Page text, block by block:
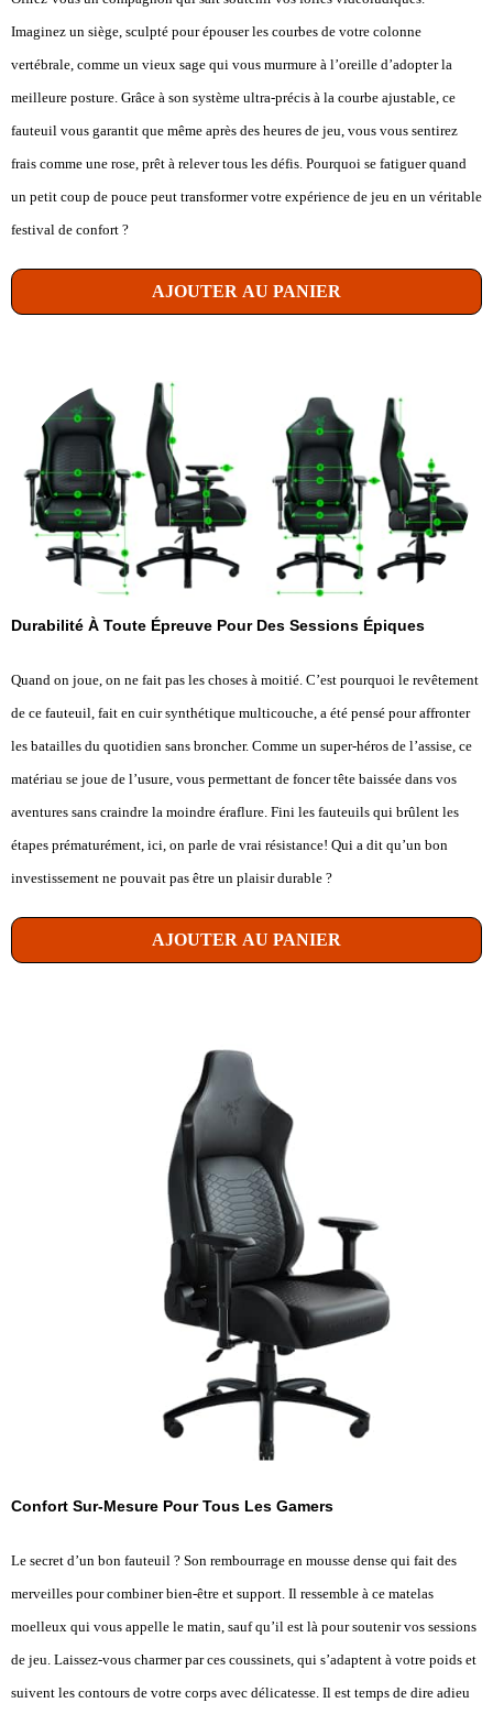
Imaginez un siège, sculpté pour épouser les courbes de votre colonne
vertébrale, comme un vieux sage qui vous murmure à l’oreille d’adopter la
meilleure posture. Grâce à son système ultra-précis à la courbe ajustable, ce
fauteuil vous garantit que même après des heures de jeu, vous vous sentirez
frais comme une rose, prêt à relever tous les défis. Pourquoi se fatiguer quand
un petit coup de pouce peut transformer votre expérience de jeu en un véritable
festival de confort ?
AJOUTER AU PANIER
Durabilité À Toute Épreuve Pour Des Sessions Épiques
Quand on joue, on ne fait pas les choses à moitié. C’est pourquoi le revêtement
de ce fauteuil, fait en cuir synthétique multicouche, a été pensé pour affronter
les batailles du quotidien sans broncher. Comme un super-héros de l’assise, ce
matériau se joue de l’usure, vous permettant de foncer tête baissée dans vos
aventures sans craindre la moindre éraflure. Fini les fauteuils qui brûlent les
étapes prématurément, ici, on parle de vrai résistance! Qui a dit qu’un bon
investissement ne pouvait pas être un plaisir durable ?
AJOUTER AU PANIER
Confort Sur-Mesure Pour Tous Les Gamers
Le secret d’un bon fauteuil ? Son rembourrage en mousse dense qui fait des
merveilles pour combiner bien-être et support. Il ressemble à ce matelas
moelleux qui vous appelle le matin, sauf qu’il est là pour soutenir vos sessions
de jeu. Laissez-vous charmer par ces coussinets, qui s’adaptent à votre poids et
suivent les contours de votre corps avec délicatesse. Il est temps de dire adieu